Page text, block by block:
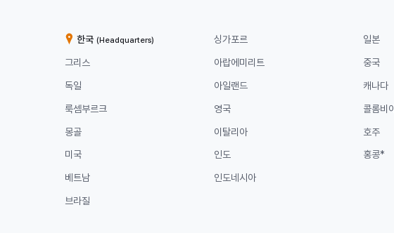
사
한국 (Headquarters)
그리스
독일
룩셈부르크
몽골
미국
베트남
브라질
싱가포르
아랍에미리트
아일랜드
영국
이탈리아
인도
인도네시아
일본
중국
캐나다
콜롬비
호주
홍콩*